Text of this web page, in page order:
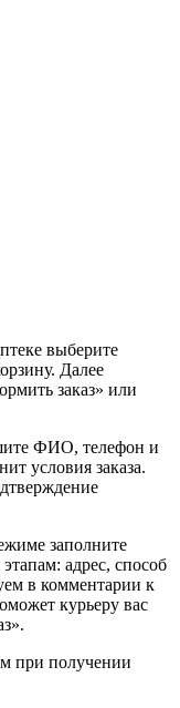
выберите
Далее
заказ» или
ФИО, телефон и
условия заказа.
заполните
адрес, способ
в комментарии к
курьеру вас
при получении